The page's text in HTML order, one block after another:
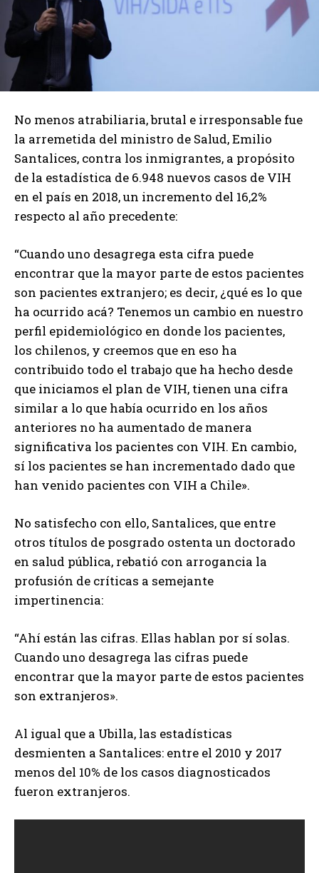
No menos atrabiliaria, brutal e irresponsable fue
la arremetida del ministro de Salud, Emilio
Santalices, contra los inmigrantes, a propósito
de la estadística de 6.948 nuevos casos de VIH
en el país en 2018, un incremento del 16,2%
respecto al año precedente:
“Cuando uno desagrega esta cifra puede
encontrar que la mayor parte de estos pacientes
son pacientes extranjero; es decir, ¿qué es lo que
ha ocurrido acá? Tenemos un cambio en nuestro
perfil epidemiológico en donde los pacientes,
los chilenos, y creemos que en eso ha
contribuido todo el trabajo que ha hecho desde
que iniciamos el plan de VIH, tienen una cifra
similar a lo que había ocurrido en los años
anteriores no ha aumentado de manera
significativa los pacientes con VIH. En cambio,
sí los pacientes se han incrementado dado que
han venido pacientes con VIH a Chile».
No satisfecho con ello, Santalices, que entre
otros títulos de posgrado ostenta un doctorado
en salud pública, rebatió con arrogancia la
profusión de críticas a semejante
impertinencia:
“Ahí están las cifras. Ellas hablan por sí solas.
Cuando uno desagrega las cifras puede
encontrar que la mayor parte de estos pacientes
son extranjeros».
Al igual que a Ubilla, las estadísticas
desmienten a Santalices: entre el 2010 y 2017
menos del 10% de los casos diagnosticados
fueron extranjeros.